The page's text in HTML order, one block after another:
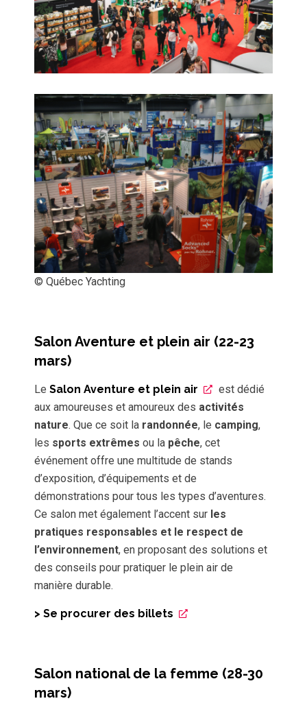
© Québec Yachting
Salon Aventure et plein air (22-23
mars)
Le Salon Aventure et plein air
est dédié
aux amoureuses et amoureux des activités
nature. Que ce soit la randonnée, le camping,
les sports extrêmes ou la pêche, cet
événement offre une multitude de stands
d’exposition, d’équipements et de
démonstrations pour tous les types d’aventures.
Ce salon met également l’accent sur les
pratiques responsables et le respect de
l’environnement, en proposant des solutions et
des conseils pour pratiquer le plein air de
manière durable.
> Se procurer des billets
Salon national de la femme (28-30
mars)